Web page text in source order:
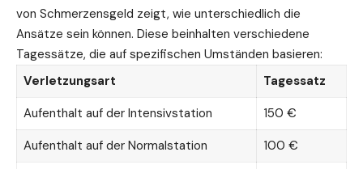
von Schmerzensgeld zeigt, wie unterschiedlich die
Ansätze sein können. Diese beinhalten verschiedene
Tagessätze, die auf spezifischen Umständen basieren:
Verletzungsart
Tagessatz
Aufenthalt auf der Intensivstation
150 €
Aufenthalt auf der Normalstation
100 €